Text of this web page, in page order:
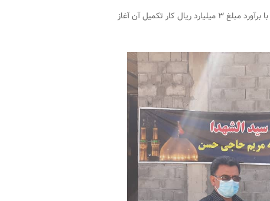
وی گفت: حسینیه نیمه تمام روستای بستانو از سال ۱۳۹۲ تا کنون نیمه تمام بود که با برآورد مبلغ ۳ میلیارد ریال کار تکمیل آن آغاز